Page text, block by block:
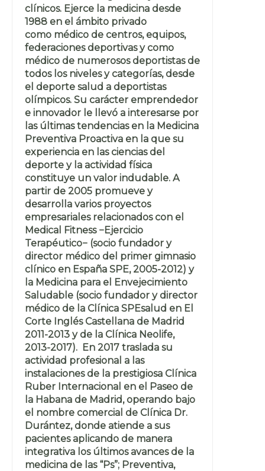
clínicos. Ejerce la medicina desde
1988 en el ámbito privado
como médico de centros, equipos,
federaciones deportivas y como
médico de numerosos deportistas de
todos los niveles y categorías, desde
el deporte salud a deportistas
olímpicos. Su carácter emprendedor
e innovador le llevó a interesarse por
las últimas tendencias en la Medicina
Preventiva Proactiva en la que su
experiencia en las ciencias del
deporte y la actividad física
constituye un valor indudable. A
partir de 2005 promueve y
desarrolla varios proyectos
empresariales relacionados con el
Medical Fitness −Ejercicio
Terapéutico− (socio fundador y
director médico del primer gimnasio
clínico en España SPE, 2005-2012) y
la Medicina para el Envejecimiento
Saludable (socio fundador y director
médico de la Clínica SPEsalud en El
Corte Inglés Castellana de Madrid
2011-2013 y de la Clínica Neolife,
2013-2017). En 2017 traslada su
actividad profesional a las
instalaciones de la prestigiosa Clínica
Ruber Internacional en el Paseo de
la Habana de Madrid, operando bajo
el nombre comercial de Clínica Dr.
Durántez, donde atiende a sus
pacientes aplicando de manera
integrativa los últimos avances de la
medicina de las “Ps”; Preventiva,